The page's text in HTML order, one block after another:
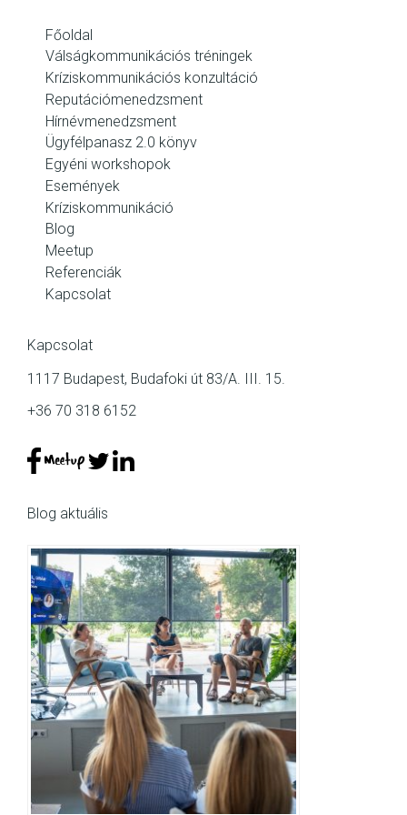
Főoldal
Válságkommunikációs tréningek
Kríziskommunikációs konzultáció
Reputációmenedzsment
Hírnévmenedzsment
Ügyfélpanasz 2.0 könyv
Egyéni workshopok
Események
Kríziskommunikáció
Blog
Meetup
Referenciák
Kapcsolat
Kapcsolat
1117 Budapest, Budafoki út 83/A. III. 15.
+36 70 318 6152
Blog aktuális